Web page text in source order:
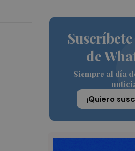
de
Siempre al día
¡Quiero